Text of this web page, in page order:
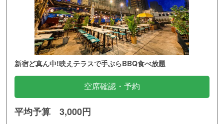
新宿ど真ん中!映えテラスで手ぶらBBQ食べ放題
空席確認・予約
平均予算 3,000円